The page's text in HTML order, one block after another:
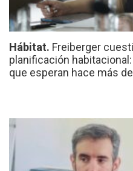
Hábitat. Freiberger
planificación
que esperan hace más